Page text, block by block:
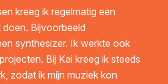
kreeg ik regelmatig een
Bijvoorbeeld
synthesizer. Ik werkte ook
Bij Kai kreeg ik steeds
zodat ik mijn muziek kon